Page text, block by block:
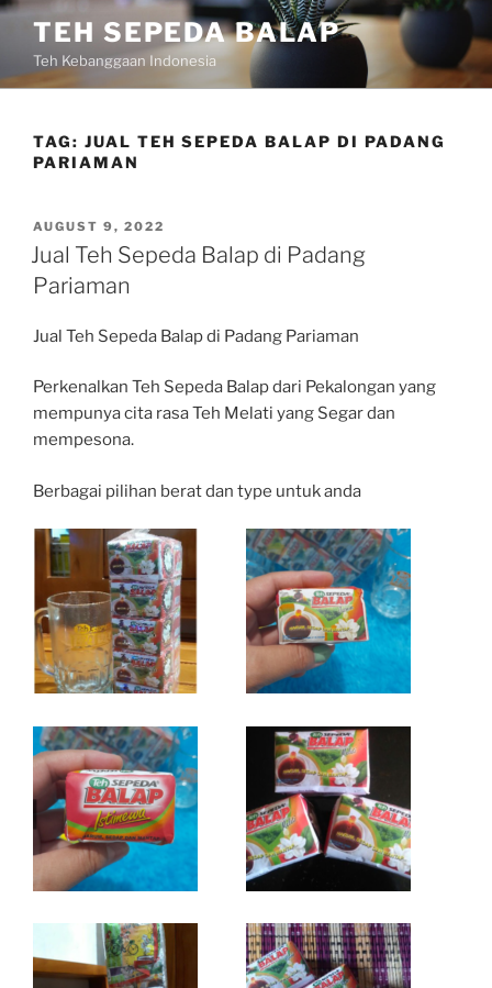
Skip
content
TEH SEPEDA BALAP
Teh Kebanggaan Indonesia
TAG: JUAL TEH SEPEDA BALAP DI PADANG
PARIAMAN
POSTED
ON
AUGUST 9, 2022
Jual Teh Sepeda Balap di Padang
Pariaman
Jual Teh Sepeda Balap di Padang Pariaman
Perkenalkan Teh Sepeda Balap dari Pekalongan yang
mempunya cita rasa Teh Melati yang Segar dan
mempesona.
Berbagai pilihan berat dan type untuk anda